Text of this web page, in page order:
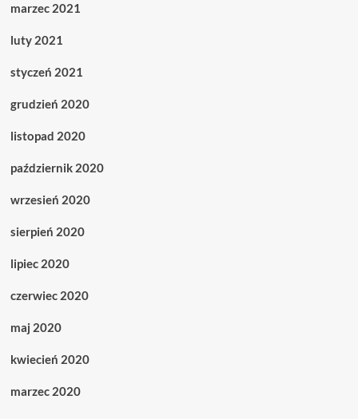
marzec 2021
luty 2021
styczeń 2021
grudzień 2020
listopad 2020
październik 2020
wrzesień 2020
sierpień 2020
lipiec 2020
czerwiec 2020
maj 2020
kwiecień 2020
marzec 2020